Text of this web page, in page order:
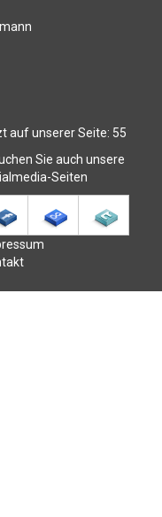
auf unserer Seite: 55
Sie auch unsere
Seiten